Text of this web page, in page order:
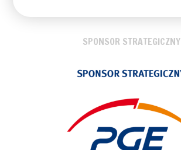
SPONSOR STRATEGICZNY